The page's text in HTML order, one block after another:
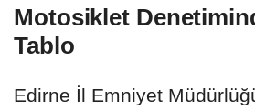
Motosiklet
Tablo
Edirne İl Emniyet